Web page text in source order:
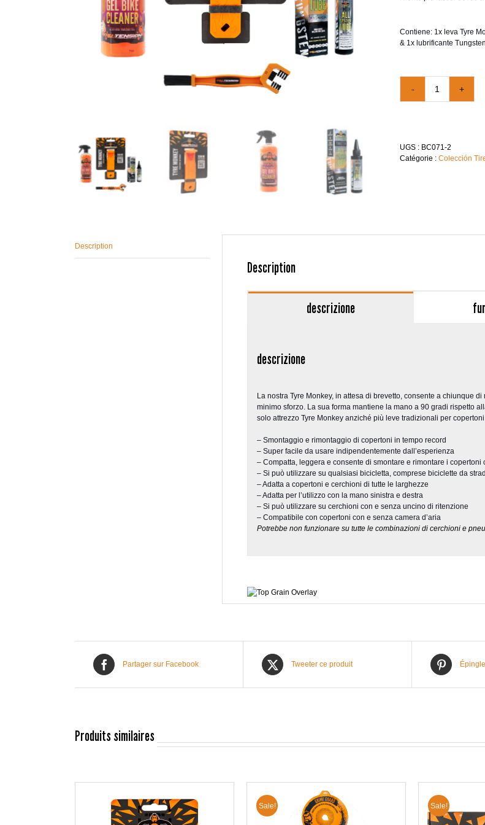
Contiene: 1x leva Tyre
& 1x lubrificante
quantité
de
-
ITL
UGS : BC071-2
Catégorie : Colección
Description
Description
descrizione
descrizione
La nostra Tyre Monkey, in attesa di brevetto, consente a chiunque
minimo sforzo. La sua forma mantiene la mano a 90 gradi rispetto
solo attrezzo Tyre Monkey anziché più leve tradizionali per
– Smontaggio e rimontaggio di copertoni in tempo record
– Super facile da usare indipendentemente dall’esperienza
– Compatta, leggera e consente di smontare e rimontare i copertoni
– Si può utilizzare su qualsiasi bicicletta, comprese biciclette da
– Adatta a copertoni e cerchioni di tutte le larghezze
– Adatta per l’utilizzo con la mano sinistra e destra
– Si può utilizzare su cerchioni con e senza uncino di ritenzione
– Compatibile con copertoni con e senza camera d’aria
Potrebbe non funzionare su tutte le combinazioni di cerchioni e
Partager sur Facebook Tweeter ce produit
Produits similaires
Sale! Sale!